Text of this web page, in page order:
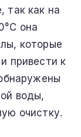
так как на
она
которые
привести к
воды,
очистку.